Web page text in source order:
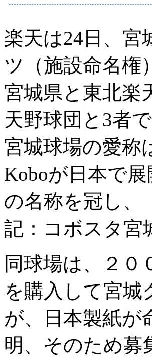
楽天は24日、宮
ツ（施設命名権
宮城県と東北楽
天野球団と3者
宮城球場の愛称
Koboが日本で
の名称を冠し、
記：コボスタ宮
同球場は、２０
を購入して宮
が、日本製紙が
明、そのため募